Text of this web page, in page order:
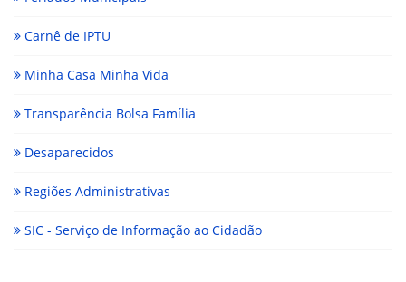
Carnê de IPTU
Minha Casa Minha Vida
Transparência Bolsa Família
Desaparecidos
Regiões Administrativas
SIC - Serviço de Informação ao Cidadão